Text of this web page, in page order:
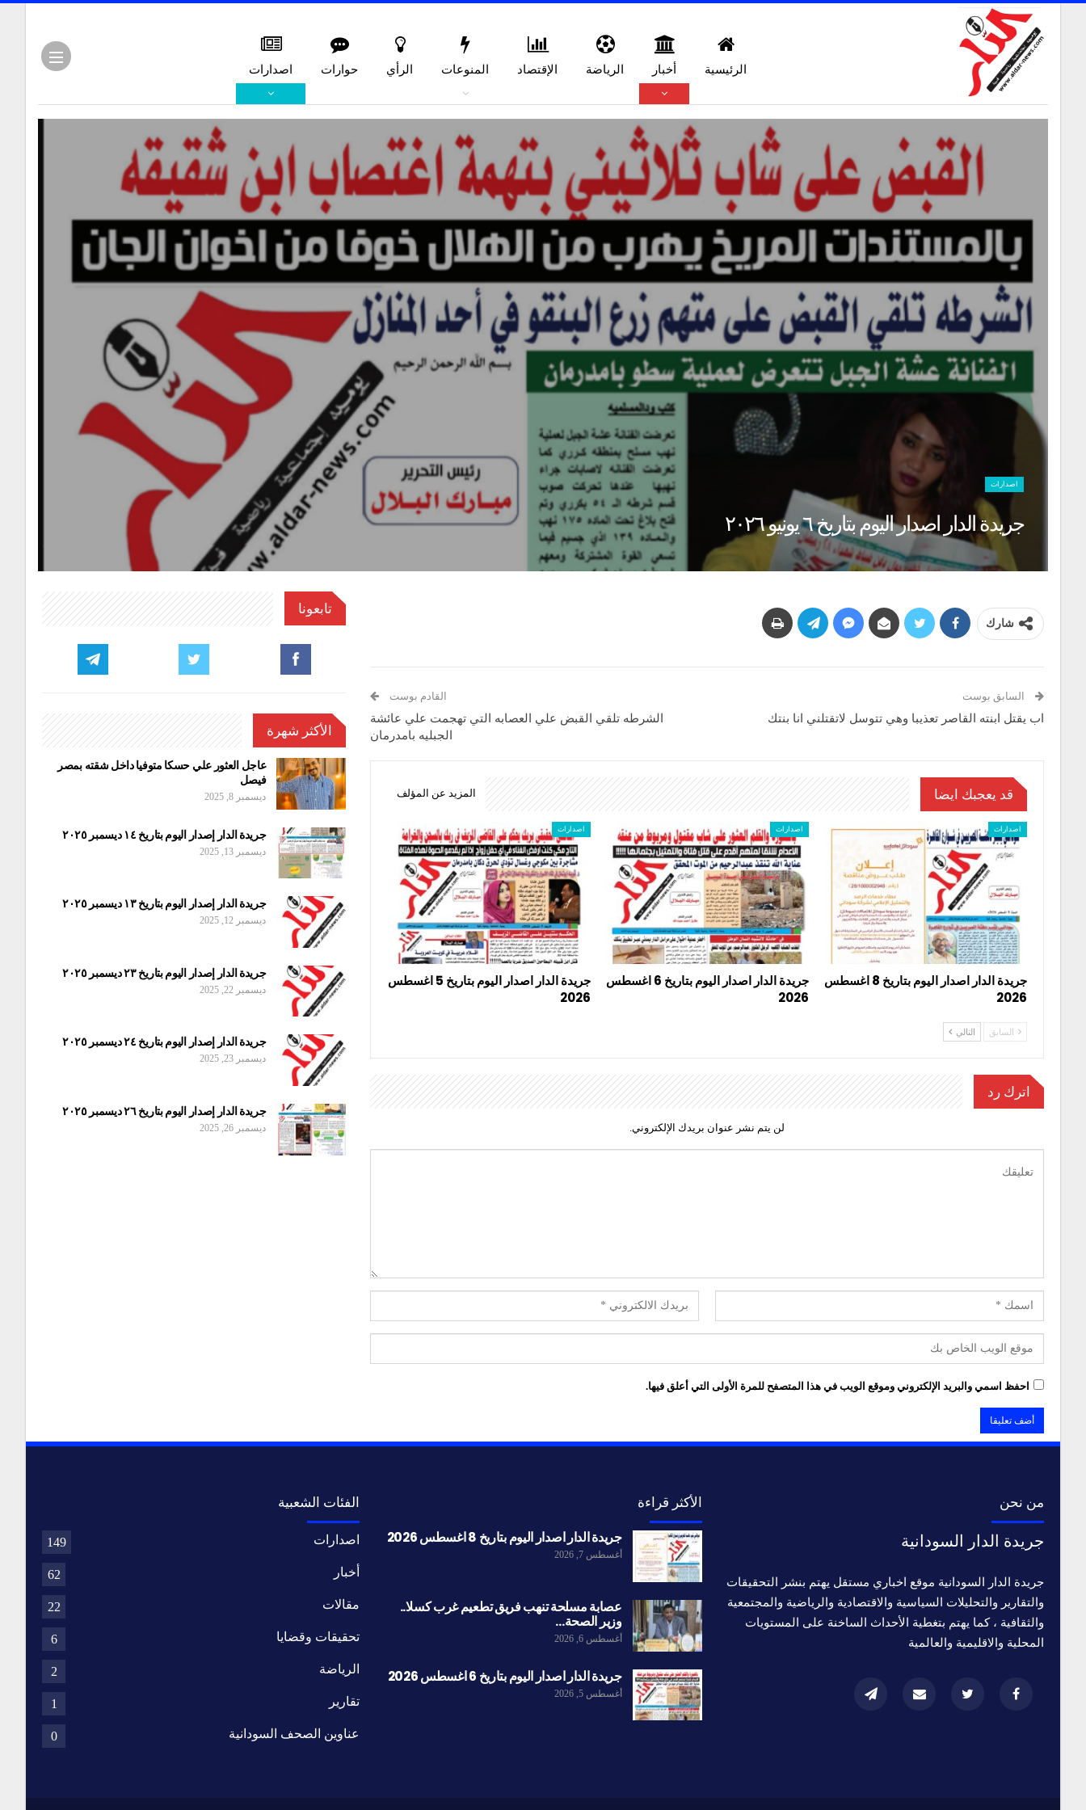
الرئيسية أخبار الرياضة الإقتصاد المنوعات الرأي حوارات اصدارات
اصدارات
جريدة الدار اصدار اليوم بتاريخ ٦ يونيو ٢٠٢٦
شارك
السابق بوست
اب يقتل ابنته القاصر تعذيبا وهي تتوسل لاتقتلني انا بنتك
القادم بوست
الشرطه تلقي القبض علي العصابه التي تهجمت علي عائشة
الجبليه بامدرمان
قد يعجبك ايضا المزيد عن المؤلف
اصدارات
جريدة الدار اصدار اليوم بتاريخ 8 اغسطس
2026
اصدارات
جريدة الدار اصدار اليوم بتاريخ 6 اغسطس
2026
اصدارات
جريدة الدار اصدار اليوم بتاريخ 5 اغسطس
2026
السابق التالي
اترك رد
لن يتم نشر عنوان بريدك الإلكتروني.
احفظ اسمي والبريد الإلكتروني وموقع الويب في هذا المتصفح للمرة الأولى التي أعلق فيها.
تابعونا
الأكثر شهرة
عاجل العثور علي حسكا متوفيا داخل شقته بمصر
فيصل
ديسمبر 8, 2025
جريدة الدار إصدار اليوم بتاريخ ١٤ ديسمبر ٢٠٢٥
ديسمبر 13, 2025
جريدة الدار إصدار اليوم بتاريخ ١٣ ديسمبر ٢٠٢٥
ديسمبر 12, 2025
جريدة الدار إصدار اليوم بتاريخ ٢٣ ديسمبر ٢٠٢٥
ديسمبر 22, 2025
جريدة الدار إصدار اليوم بتاريخ ٢٤ ديسمبر ٢٠٢٥
ديسمبر 23, 2025
جريدة الدار إصدار اليوم بتاريخ ٢٦ ديسمبر ٢٠٢٥
ديسمبر 26, 2025
من نحن
جريدة الدار السودانية
جريدة الدار السودانية موقع اخباري مستقل يهتم بنشر التحقيقات
والتقارير والتحليلات السياسية والاقتصادية والرياضية والمجتمعية
والثقافية ، كما يهتم بتغطية الأحداث الساخنة على المستويات
المحلية والاقليمية والعالمية
الأكثر قراءة
جريدة الدار اصدار اليوم بتاريخ 8 اغسطس 2026
أغسطس 7, 2026
عصابة مسلحة تنهب فريق تطعيم غرب كسلا..
وزير الصحة…
أغسطس 6, 2026
جريدة الدار اصدار اليوم بتاريخ 6 اغسطس 2026
أغسطس 5, 2026
الفئات الشعبية
اصدارات 149
أخبار 62
مقالات 22
تحقيقات وقضايا 6
الرياضة 2
تقارير 1
عناوين الصحف السودانية 0